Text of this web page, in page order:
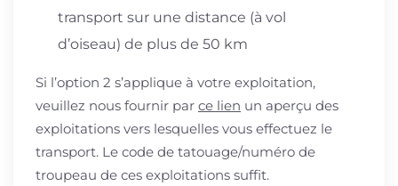
transport sur une distance (à vol
d’oiseau) de plus de 50 km
Si l’option 2 s’applique à votre exploitation,
veuillez nous fournir par ce lien un aperçu des
exploitations vers lesquelles vous effectuez le
transport. Le code de tatouage/numéro de
troupeau de ces exploitations suffit.